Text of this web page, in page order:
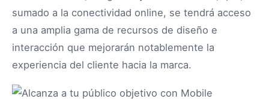
sumado a la conectividad online, se tendrá acceso
a una amplia gama de recursos de diseño e
interacción que mejorarán notablemente la
experiencia del cliente hacia la marca.